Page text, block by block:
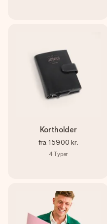
Kortholder
fra 159,00 kr.
4Typer